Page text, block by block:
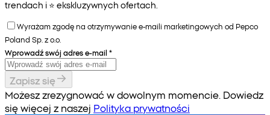
trendach i ⭐️ ekskluzywnych ofertach.
Wyrażam zgodę na otrzymywanie e-maili marketingowych od Pepco
Poland Sp. z o.o.
Wprowadź swój adres e-mail *
Zapisz się
Możesz zrezygnować w dowolnym momencie. Dowiedz
się więcej z naszej Polityka prywatności